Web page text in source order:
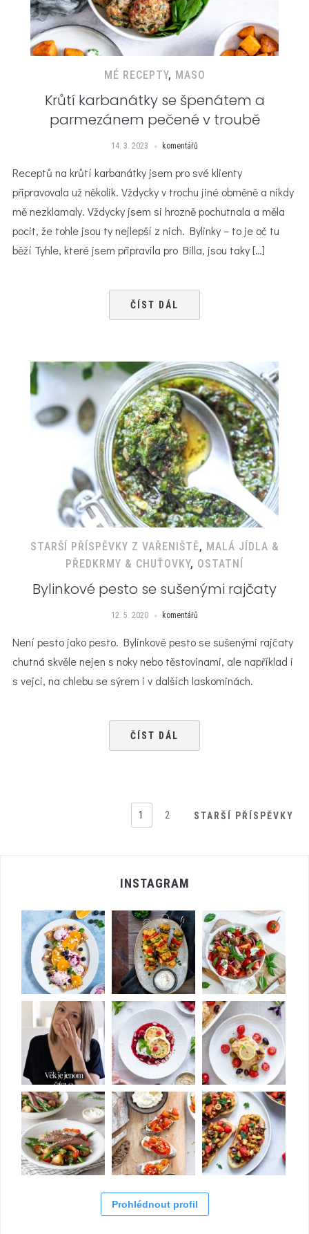
MÉ RECEPTY, MASO
Krůtí karbanátky se špenátem a
parmezánem pečené v troubě
14. 3. 2023 komentářů
Receptů na krůtí karbanátky jsem pro své klienty
připravovala už několik. Vždycky v trochu jiné obměně a nikdy
mě nezklamaly. Vždycky jsem si hrozně pochutnala a měla
pocit, že tohle jsou ty nejlepší z nich. Bylinky – to je oč tu
běží Tyhle, které jsem připravila pro Billa, jsou taky […]
ČÍST DÁL
STARŠÍ PŘÍSPĚVKY Z VAŘENIŠTĚ, MALÁ JÍDLA &
PŘEDKRMY & CHUŤOVKY, OSTATNÍ
Bylinkové pesto se sušenými rajčaty
12. 5. 2020 komentářů
Není pesto jako pesto. Bylinkové pesto se sušenými rajčaty
chutná skvěle nejen s noky nebo těstovinami, ale například i
s vejci, na chlebu se sýrem i v dalších laskominách.
ČÍST DÁL
1 2 STARŠÍ PŘÍSPĚVKY
INSTAGRAM
Prohlédnout profil